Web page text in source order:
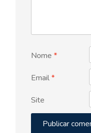
Nome *
Email*
Site